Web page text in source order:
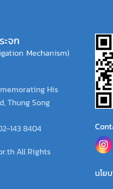
His
Thung Song
143 8404
All Rights
นโย